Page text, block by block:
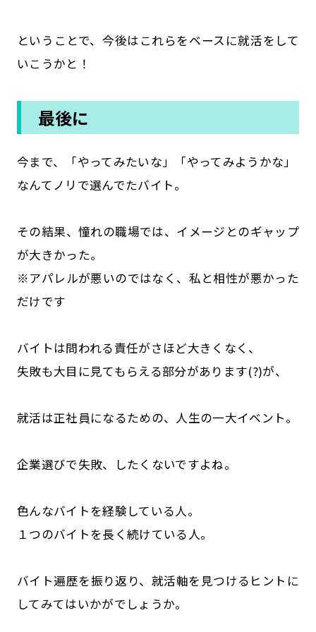
ということで、今後はこれらをベースに就活をして
いこうかと！
最後に
今まで、「やってみたいな」「やってみようかな」
なんてノリで選んでたバイト。
その結果、憧れの職場では、イメージとのギャップ
が大きかった。
※アパレルが悪いのではなく、私と相性が悪かった
だけです
バイトは問われる責任がさほど大きくなく、
失敗も大目に見てもらえる部分があります(?)が、
就活は正社員になるための、人生の一大イベント。
企業選びで失敗、したくないですよね。
色んなバイトを経験している人。
１つのバイトを長く続けている人。
バイト遍歴を振り返り、就活軸を見つけるヒントに
してみてはいかがでしょうか。